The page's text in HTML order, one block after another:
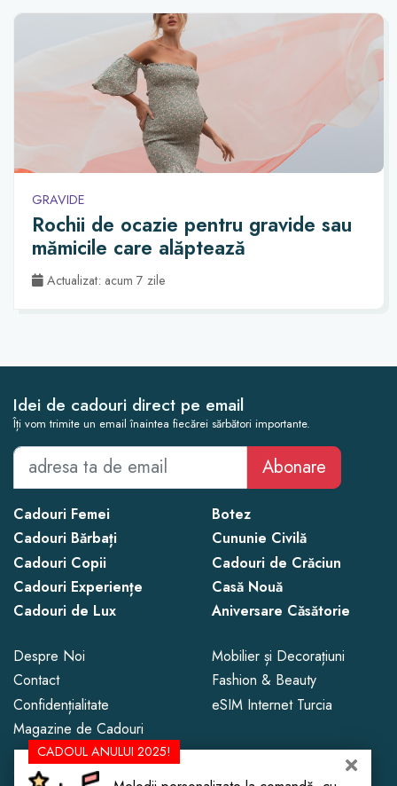
GRAVIDE
Rochii de ocazie pentru gravide sau
mămicile care alăptează
Actualizat: acum 7 zile
Idei de cadouri direct pe email
Îți vom trimite un email înaintea fiecărei sărbători importante.
Abonare
Cadouri Femei
Cadouri Bărbați
Cadouri Copii
Cadouri Experiențe
Cadouri de Lux
Botez
Cununie Civilă
Cadouri de Crăciun
Casă Nouă
Aniversare Căsătorie
Despre Noi
Contact
Confidențialitate
Magazine de Cadouri
Mobilier și Decorațiuni
Fashion & Beauty
eSIM Internet Turcia
Copyright © 2013 - 2026 CadoLand.
CADOUL ANULUI 2025!